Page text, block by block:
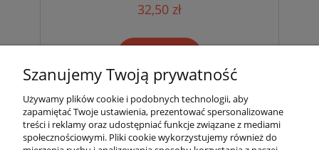
32,50 zł
« 1 2 3 »
Szanujemy Twoją prywatność
Używamy plików cookie i podobnych technologii, aby
zapamiętać Twoje ustawienia, prezentować spersonalizowane
treści i reklamy oraz udostępniać funkcje związane z mediami
społecznościowymi. Pliki cookie wykorzystujemy również do